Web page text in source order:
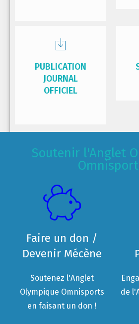
PUBLICATION
JOURNAL
OFFICIEL
Soutenir l'Anglet
Faire un don /
Devenir Mécène
Soutenez l'Anglet
Olympique Omnisports
en faisant un don !
de